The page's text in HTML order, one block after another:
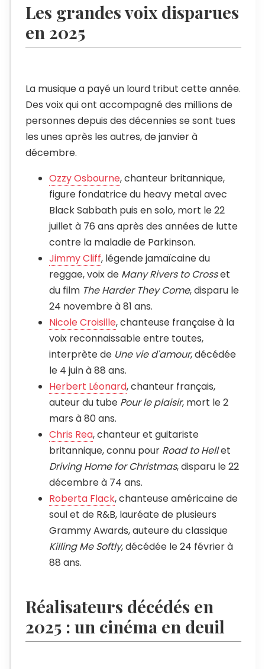
Les grandes voix disparues
en 2025
La musique a payé un lourd tribut cette année.
Des voix qui ont accompagné des millions de
personnes depuis des décennies se sont tues
les unes après les autres, de janvier à
décembre.
Ozzy Osbourne, chanteur britannique,
figure fondatrice du heavy metal avec
Black Sabbath puis en solo, mort le 22
juillet à 76 ans après des années de lutte
contre la maladie de Parkinson.
Jimmy Cliff, légende jamaïcaine du
reggae, voix de Many Rivers to Crosset
du film The Harder They Come, disparu le
24 novembre à 81 ans.
Nicole Croisille, chanteuse française à la
voix reconnaissable entre toutes,
interprète de Une vie d'amour, décédée
le 4 juin à 88 ans.
Herbert Léonard, chanteur français,
auteur du tube Pour le plaisir, mort le 2
mars à 80 ans.
Chris Rea, chanteur et guitariste
britannique, connu pour Road to Hellet
Driving Home for Christmas, disparu le 22
décembre à 74 ans.
Roberta Flack, chanteuse américaine de
soul et de R&B, lauréate de plusieurs
Grammy Awards, auteure du classique
Killing Me Softly, décédée le 24 février à
88 ans.
Réalisateurs décédés en
2025 : un cinéma en deuil